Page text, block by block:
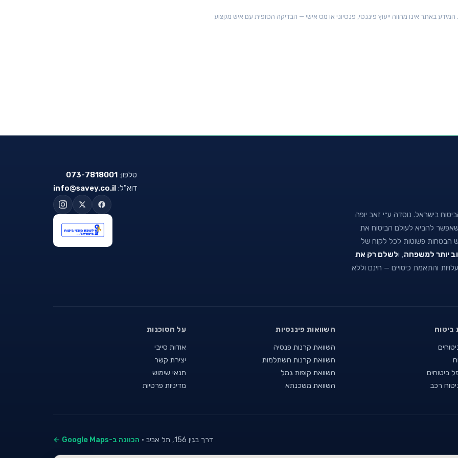
תיקון 190 (סעיף 9א), עדכון מס׳ 26 — בתוקף. המידע באתר אינו מהווה ייעוץ פיננסי, פנסיוני או מס אישי — הבדיקה הסופית עם איש מקצוע
בישראל. נוסדה ע״י זאב יופה
שאפשר להביא לעולם הביטוח את
הבטחות פשוטות לכל לקוח של
יותר למשפחה, ולשלם רק את
והתאמת כיסויים — חינם וללא
טלפון: 073-7818001
דוא"ל: info@savey.co.il
ביטוח
ביטוחים
רכב
השוואות פיננסיות
השוואת קרנות פנסיה
השוואת קרנות השתלמות
השוואת קופות גמל
השוואת משכנתא
על הסוכנות
אודות סייבי
יצירת קשר
תנאי שימוש
מדיניות פרטיות
דרך בגין 156, תל אביב · הכוונה ב-Google Maps ←